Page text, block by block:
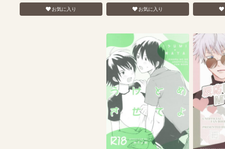
お気に入り お気に入り